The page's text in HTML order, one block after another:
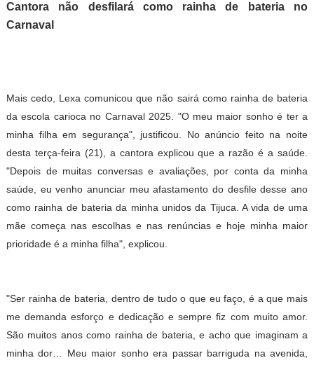
Cantora não desfilará como rainha de bateria no
Carnaval
Mais cedo, Lexa comunicou que não sairá como rainha de bateria
da escola carioca no Carnaval 2025. "O meu maior sonho é ter a
minha filha em segurança", justificou. No anúncio feito na noite
desta terça-feira (21), a cantora explicou que a razão é a saúde.
"Depois de muitas conversas e avaliações, por conta da minha
saúde, eu venho anunciar meu afastamento do desfile desse ano
como rainha de bateria da minha unidos da Tijuca. A vida de uma
mãe começa nas escolhas e nas renúncias e hoje minha maior
prioridade é a minha filha", explicou.
"Ser rainha de bateria, dentro de tudo o que eu faço, é a que mais
me demanda esforço e dedicação e sempre fiz com muito amor.
São muitos anos como rainha de bateria, e acho que imaginam a
minha dor… Meu maior sonho era passar barriguda na avenida,